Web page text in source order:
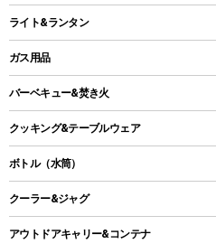
ロッジ型・オリジナルテント
タープ
スクエアタープ（レクタタープ）
メッシュタープ
自立式タープ
インフレータブルマット
レジャーシート
ライト&ランタン
LEDランタン
ガスランタン
オイルランタン
LEDライト
ヘッドライト
キャンドル
ガス用品
ガスバーナー
ガス缶
ガストーチ、ライター
バーベキュー&焚き火
バーベキューコンロ、グリル
焚き火台タイプ（ロースタイル）グリル
卓上タイプグリル
パーティータイプグリル
クッキング&テーブルウェア
ダッチオーブン
ホットサンドメーカー
ボトル（水筒）
ステンレスボトル
クーラー&ジャグ
クーラーボックス
アウトドアキャリー&コンテナ